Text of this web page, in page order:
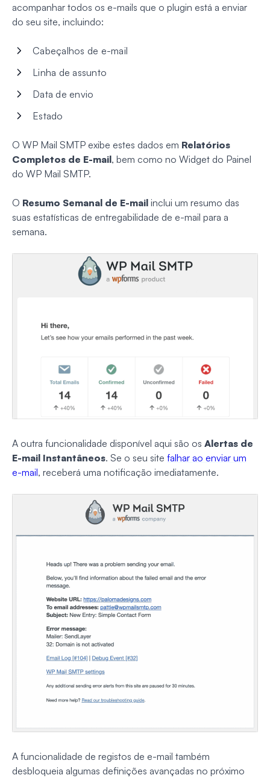
acompanhar todos os e-mails que o plugin está a enviar
do seu site, incluindo:
Cabeçalhos de e-mail
Linha de assunto
Data de envio
Estado
O WP Mail SMTP exibe estes dados em Relatórios
Completos de E-mail, bem como no Widget do Painel
do WP Mail SMTP.
O Resumo Semanal de E-mail inclui um resumo das
suas estatísticas de entregabilidade de e-mail para a
semana.
A outra funcionalidade disponível aqui são os Alertas de
E-mail Instantâneos. Se o seu site falhar ao enviar um
e-mail, receberá uma notificação imediatamente.
A funcionalidade de registos de e-mail também
desbloqueia algumas definições avançadas no próximo